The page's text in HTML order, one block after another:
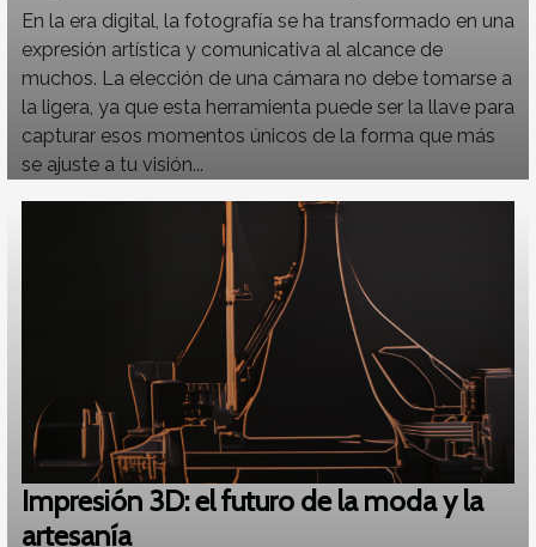
En la era digital, la fotografía se ha transformado en una
expresión artística y comunicativa al alcance de
muchos. La elección de una cámara no debe tomarse a
la ligera, ya que esta herramienta puede ser la llave para
capturar esos momentos únicos de la forma que más
se ajuste a tu visión...
Impresión 3D: el futuro de la moda y la
artesanía